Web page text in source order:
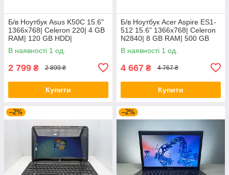
Б/в Ноутбук Asus K50C 15.6"
1366x768| Celeron 220| 4 GB
RAM| 120 GB HDD|
В наявності 1 од.
2 799 ₴ 2 899 ₴
Купити
Б/в Ноутбук Acer Aspire ES1-
512 15.6" 1366x768| Celeron
N2840| 8 GB RAM| 500 GB
HDD| HD
В наявності 1 од.
4 667 ₴ 4 767 ₴
Купити
–2% –2%